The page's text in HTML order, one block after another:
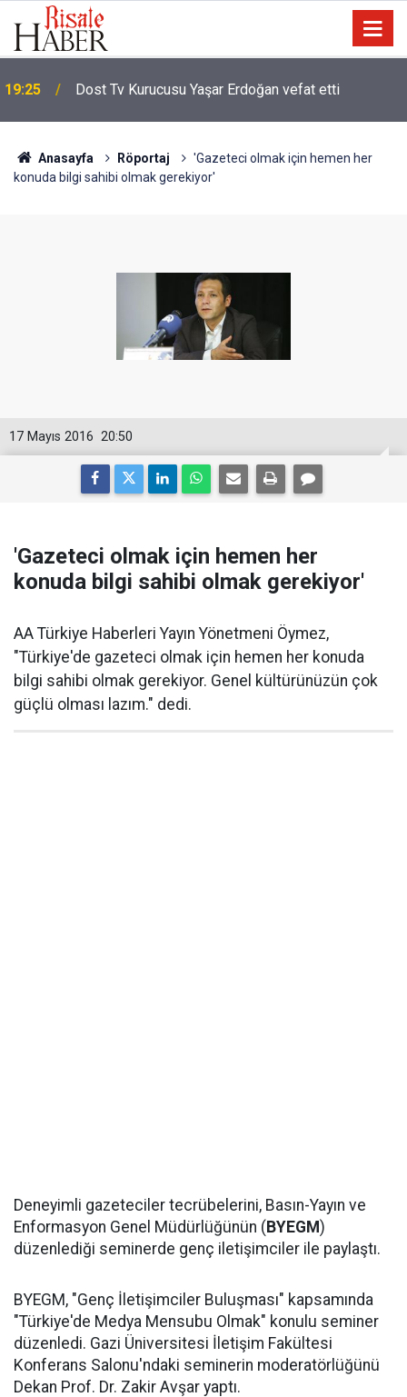
19:25 Dost Tv Kurucusu Yaşar Erdoğan vefat etti
Anasayfa Röportaj
'Gazeteci olmak için hemen her
konuda bilgi sahibi olmak gerekiyor'
20:50
17 Mayıs 2016
'Gazeteci olmak için hemen her
konuda bilgi sahibi olmak gerekiyor'
AA Türkiye Haberleri Yayın Yönetmeni Öymez,
"Türkiye'de gazeteci olmak için hemen her konuda
bilgi sahibi olmak gerekiyor. Genel kültürünüzün çok
güçlü olması lazım." dedi.
Deneyimli gazeteciler tecrübelerini, Basın-Yayın ve
Enformasyon Genel Müdürlüğünün ( BYEGM )
düzenlediği seminerde genç iletişimciler ile paylaştı.
BYEGM, "Genç İletişimciler Buluşması" kapsamında
"Türkiye'de Medya Mensubu Olmak" konulu seminer
düzenledi. Gazi Üniversitesi İletişim Fakültesi
Konferans Salonu'ndaki seminerin moderatörlüğünü
Dekan Prof. Dr. Zakir Avşar yaptı.